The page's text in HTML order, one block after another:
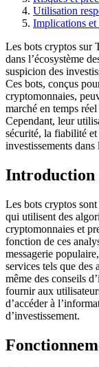
Utilisation
Implications et
Les bots cryptos sur
dans l’écosystème
suspicion des
Ces bots, conçus
cryptomonnaies,
marché en temps
Cependant, leur
sécurité, la fiabilité et
investissements
Introduction
Les bots cryptos
qui utilisent des
cryptomonnaies et
fonction de ces
messagerie
services tels que des
même des conseils
fournir aux
d’accéder à
d’investissement.